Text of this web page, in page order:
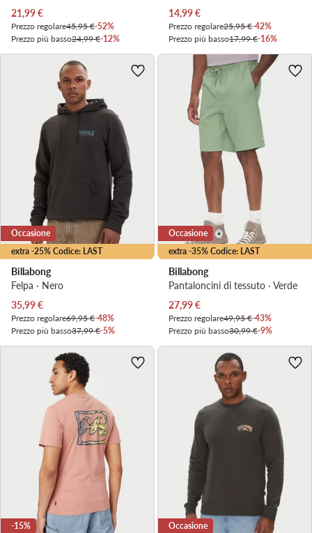
Prezzo attuale
21,99€
Prezzo regolare45,95 €-52%
Prezzo più basso24,99 €-12%
Prezzo attuale
14,99€
Prezzo regolare25,95 €-42%
Prezzo più basso17,99 €-16%
extra -25% Codice: LAST
Occasione
Billabong
Felpa · Nero
Prezzo attuale
35,99€
Prezzo regolare69,95 €-48%
Prezzo più basso37,99 €-5%
extra -35% Codice: LAST
Occasione
Billabong
Pantaloncini di tessuto · Verde
Prezzo attuale
27,99€
Prezzo regolare49,95 €-43%
Prezzo più basso30,99 €-9%
-15% Occasione